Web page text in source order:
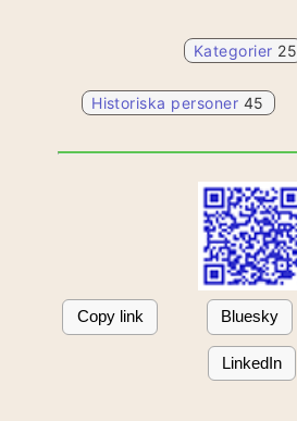
Kategorier 25
Historiska personer 45
Copy link Bluesky
LinkedIn